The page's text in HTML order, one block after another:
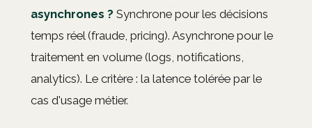
asynchrones ? Synchrone pour les décisions
temps réel (fraude, pricing). Asynchrone pour le
traitement en volume (logs, notifications,
analytics). Le critère : la latence tolérée par le
cas d'usage métier.